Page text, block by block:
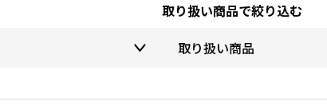
取り扱い商品で絞り込む